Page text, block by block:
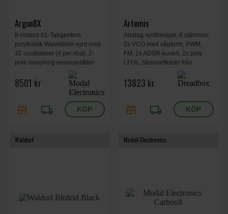
Argon8X
8-rösters 61-Tangenters
polyfonisk Wavetable-synt med
32 oscillatorer (4 per röst). 2-
pole morphing resonansfilter
(från lågpass, via bandpass till
högpass).
8501 kr
store local_shipping
Artemis
Analog synthesizer, 6 stämmor,
2x VCO med vågform, PWM,
FM, 2x ADSR-kuvert. 2x poly
LFOs, Stereoeffekter från
Sinevibes, 2x ADSR-kuvert. 2x
poly LFOs. Effekter från
x 55 mm, 2,3 kg.
13823 kr
store local_shipping
Waldorf Modal Electronics